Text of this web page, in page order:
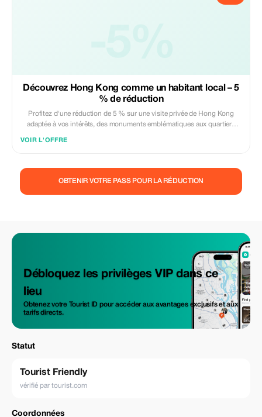
Découvrez Hong Kong comme un habitant local – 5
% de réduction
Profitez d'une réduction de 5 % sur une visite privée de Hong Kong
adaptée à vos intérêts, des monuments emblématiques aux quartiers
VOIR L'OFFRE
OBTENIR VOTRE PASS POUR LA RÉDUCTION
Débloquez les privilèges VIP dans ce
lieu
Obtenez votre Tourist ID pour accéder aux avantages exclusifs et aux
tarifs directs.
Statut
Tourist Friendly
vérifié par tourist.com
Coordonnées